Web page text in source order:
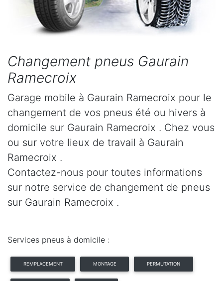
Changement pneus Gaurain
Ramecroix
Garage mobile à Gaurain Ramecroix pour le
changement de vos pneus été ou hivers à
domicile sur Gaurain Ramecroix . Chez vous
ou sur votre lieux de travail à Gaurain
Ramecroix .
Contactez-nous pour toutes informations
sur notre service de changement de pneus
sur Gaurain Ramecroix .
Services pneus à domicile :
REMPLACEMENT MONTAGE PERMUTATION